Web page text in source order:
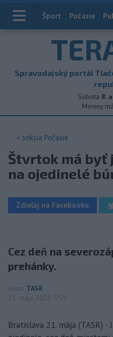
Index
Šport Počasie
Spravodajský portál
Sobota 8.
Meniny má
< sekcia Počasie
Štvrtok má byť
na ojedinelé
Zdieľaj na Facebooku
Cez deň na
prehánky.
Autor TASR
21. mája 2026 5:55
Bratislava 21. mája (TASR)